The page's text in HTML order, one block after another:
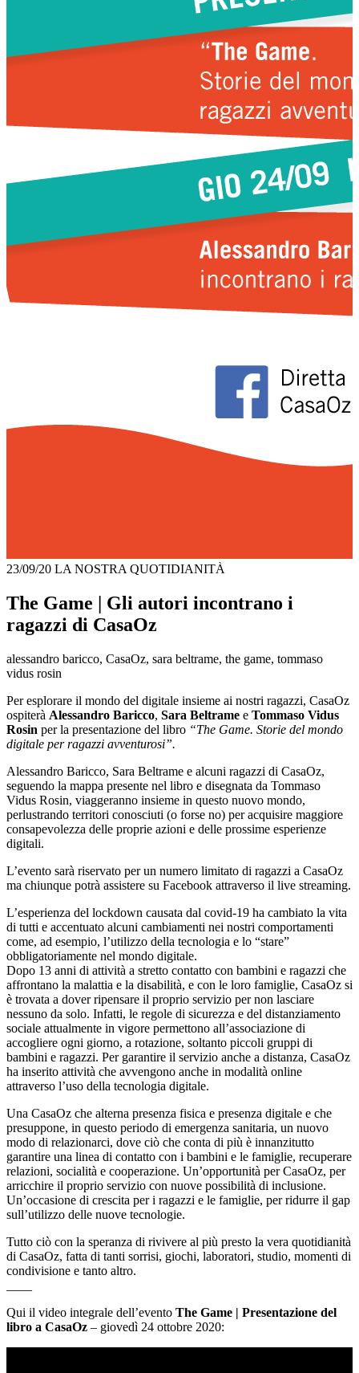
23/09/20 LA NOSTRA QUOTIDIANITÀ
The Game | Gli autori incontrano i
ragazzi di CasaOz
alessandro baricco, CasaOz, sara beltrame, the game, tommaso
vidus rosin
Per esplorare il mondo del digitale insieme ai nostri ragazzi, CasaOz
ospiterà Alessandro Baricco, Sara Beltrame e Tommaso Vidus
Rosin per la presentazione del libro “The Game. Storie del mondo
digitale per ragazzi avventurosi”.
Alessandro Baricco, Sara Beltrame e alcuni ragazzi di CasaOz,
seguendo la mappa presente nel libro e disegnata da Tommaso
Vidus Rosin, viaggeranno insieme in questo nuovo mondo,
perlustrando territori conosciuti (o forse no) per acquisire maggiore
consapevolezza delle proprie azioni e delle prossime esperienze
digitali.
L’evento sarà riservato per un numero limitato di ragazzi a CasaOz
ma chiunque potrà assistere su Facebook attraverso il live streaming.
L’esperienza del lockdown causata dal covid-19 ha cambiato la vita
di tutti e accentuato alcuni cambiamenti nei nostri comportamenti
come, ad esempio, l’utilizzo della tecnologia e lo “stare”
obbligatoriamente nel mondo digitale.
Dopo 13 anni di attività a stretto contatto con bambini e ragazzi che
affrontano la malattia e la disabilità, e con le loro famiglie, CasaOz si
è trovata a dover ripensare il proprio servizio per non lasciare
nessuno da solo. Infatti, le regole di sicurezza e del distanziamento
sociale attualmente in vigore permettono all’associazione di
accogliere ogni giorno, a rotazione, soltanto piccoli gruppi di
bambini e ragazzi. Per garantire il servizio anche a distanza, CasaOz
ha inserito attività che avvengono anche in modalità online
attraverso l’uso della tecnologia digitale.
Una CasaOz che alterna presenza fisica e presenza digitale e che
presuppone, in questo periodo di emergenza sanitaria, un nuovo
modo di relazionarci, dove ciò che conta di più è innanzitutto
garantire una linea di contatto con i bambini e le famiglie, recuperare
relazioni, socialità e cooperazione. Un’opportunità per CasaOz, per
arricchire il proprio servizio con nuove possibilità di inclusione.
Un’occasione di crescita per i ragazzi e le famiglie, per ridurre il gap
sull’utilizzo delle nuove tecnologie.
Tutto ciò con la speranza di rivivere al più presto la vera quotidianità
di CasaOz, fatta di tanti sorrisi, giochi, laboratori, studio, momenti di
condivisione e tanto altro.
Qui il video integrale dell’evento The Game | Presentazione del
libro a CasaOz – giovedì 24 ottobre 2020: